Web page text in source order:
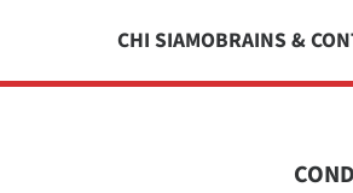
CHI SIAMOBRAINS &